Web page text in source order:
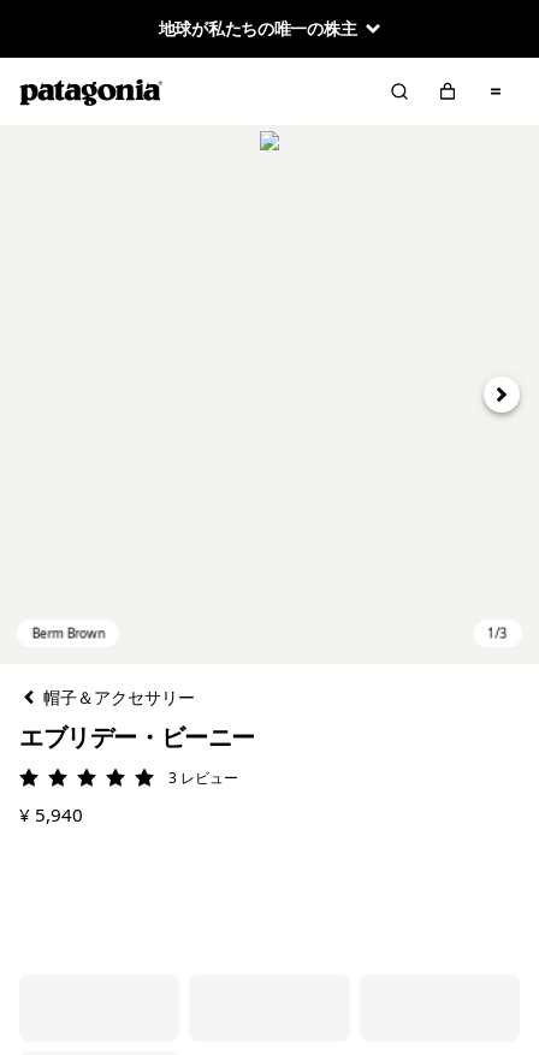
地球が私たちの唯一の株主
次へ
帽子＆アクセサリー
エブリデー・ビーニー
評価: 5 / 5 3 レビュー
¥ 5,940